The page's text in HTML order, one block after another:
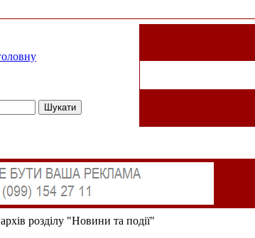
архів розділу "Новини та події"